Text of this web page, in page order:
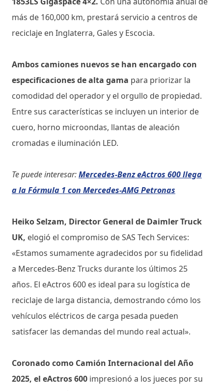
más de 160,000 km, prestará servicio a centros de
reciclaje en Inglaterra, Gales y Escocia.
Ambos camiones nuevos se han encargado con
especificaciones de alta gama para priorizar la
comodidad del operador y el orgullo de propiedad.
Entre sus características se incluyen un interior de
cuero, horno microondas, llantas de aleación
cromadas e iluminación LED.
Te puede interesar:Mercedes-Benz eActros 600 llega
a la Fórmula 1 con Mercedes-AMG Petronas
Heiko Selzam, Director General de Daimler Truck
UK, elogió el compromiso de SAS Tech Services:
«Estamos sumamente agradecidos por su fidelidad
a Mercedes-Benz Trucks durante los últimos 25
años. El eActros 600 es ideal para su logística de
reciclaje de larga distancia, demostrando cómo los
vehículos eléctricos de carga pesada pueden
satisfacer las demandas del mundo real actual».
Coronado como Camión Internacional del Año
2025, el eActros 600 impresionó a los jueces por su